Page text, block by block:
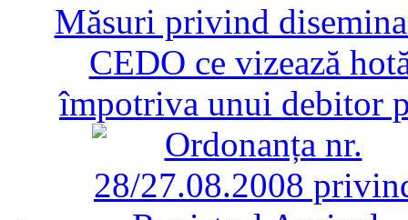
Măsuri privind
CEDO ce vizează
împotriva unui debitor